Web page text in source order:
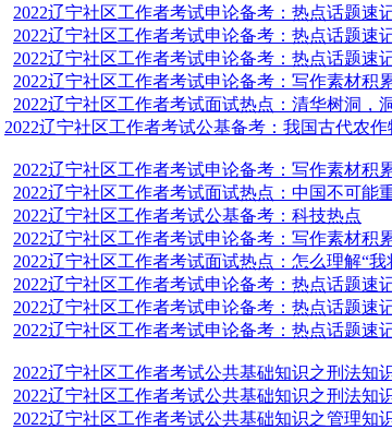
2022辽宁社区工作者考试申论备考：热点话题速
2022辽宁社区工作者考试申论备考：热点话题速
2022辽宁社区工作者考试申论备考：热点话题速
2022辽宁社区工作者考试申论备考：写作素材积
2022辽宁社区工作者考试面试热点：清华树洞，
2022辽宁社区工作者考试公基备考：我国古代农作
2022辽宁社区工作者考试申论备考：写作素材积
2022辽宁社区工作者考试面试热点：中国不可能
2022辽宁社区工作者考试公基备考：科技热点
2022辽宁社区工作者考试申论备考：写作素材积
2022辽宁社区工作者考试面试热点：怎么理解“我
2022辽宁社区工作者考试申论备考：热点话题速
2022辽宁社区工作者考试申论备考：热点话题速
2022辽宁社区工作者考试申论备考：热点话题速
2022辽宁社区工作者考试公共基础知识之刑法知
2022辽宁社区工作者考试公共基础知识之刑法知
2022辽宁社区工作者考试公共基础知识之管理知